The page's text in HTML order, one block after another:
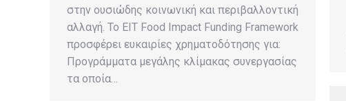
στην ουσιώδης κοινωνική και περιβαλλοντική
αλλαγή. Το EIT Food Impact Funding Framework
προσφέρει ευκαιρίες χρηματοδότησης για:
Προγράμματα μεγάλης κλίμακας συνεργασίας
τα οποία…